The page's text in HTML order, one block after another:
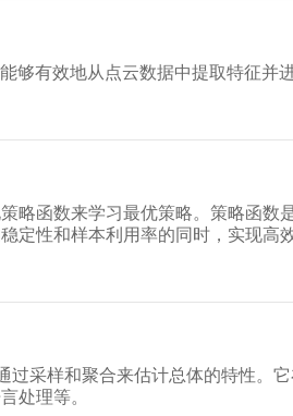
有效地从点云数据中提取特征并进
略函数来学习最优策略。策略函数
定性和样本利用率的同时，实现高
采样和聚合来估计总体的特性。
处理等。